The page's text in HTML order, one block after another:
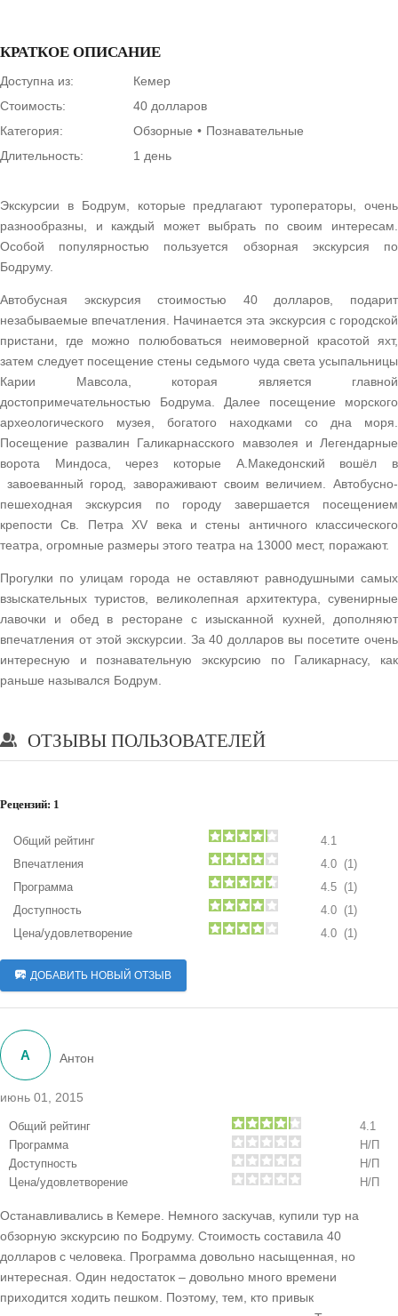
КРАТКОЕ ОПИСАНИЕ
Доступна из:
Кемер
Стоимость:
40 долларов
Категория:
Обзорные
Познавательные
Длительность:
1 день
Экскурсии в Бодрум, которые предлагают туроператоры, очень
разнообразны, и каждый может выбрать по своим интересам.
Особой популярностью пользуется обзорная экскурсия по
Бодруму.
Автобусная экскурсия стоимостью 40 долларов, подарит
незабываемые впечатления. Начинается эта экскурсия с городской
пристани, где можно полюбоваться неимоверной красотой яхт,
затем следует посещение стены седьмого чуда света усыпальницы
Карии Мавсола, которая является главной
достопримечательностью Бодрума. Далее посещение морского
археологического музея, богатого находками со дна моря.
Посещение развалин Галикарнасского мавзолея и Легендарные
ворота Миндоса, через которые А.Македонский вошёл в
завоеванный город, завораживают своим величием. Автобусно-
пешеходная экскурсия по городу завершается посещением
крепости Св. Петра XV века и стены античного классического
театра, огромные размеры этого театра на 13000 мест, поражают.
Прогулки по улицам города не оставляют равнодушными самых
взыскательных туристов, великолепная архитектура, сувенирные
лавочки и обед в ресторане с изысканной кухней, дополняют
впечатления от этой экскурсии. За 40 долларов вы посетите очень
интересную и познавательную экскурсию по Галикарнасу, как
раньше назывался Бодрум.
ОТЗЫВЫ ПОЛЬЗОВАТЕЛЕЙ
Рецензий: 1
Общий рейтинг
4.1
Впечатления
4.0 (1)
Программа
4.5 (1)
Доступность
4.0 (1)
Цена/удовлетворение
4.0 (1)
ДОБАВИТЬ НОВЫЙ ОТЗЫВ
июнь 01, 2015
Общий рейтинг
4.1
Программа
Н/П
Доступность
Н/П
Цена/удовлетворение
Н/П
Останавливались в Кемере. Немного заскучав, купили тур на
обзорную экскурсию по Бодруму. Стоимость составила 40
долларов с человека. Программа довольно насыщенная, но
интересная. Один недостаток – довольно много времени
приходится ходить пешком. Поэтому, тем, кто привык
А Антон